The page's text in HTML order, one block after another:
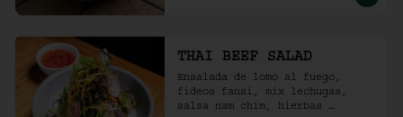
THAI BEEF SALAD
Ensalada de lomo al fuego,
fideos fansi, mix lechugas,
salsa nam chim, hierbas